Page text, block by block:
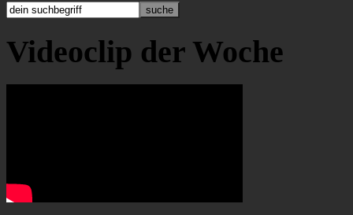
Videoclip der Woche